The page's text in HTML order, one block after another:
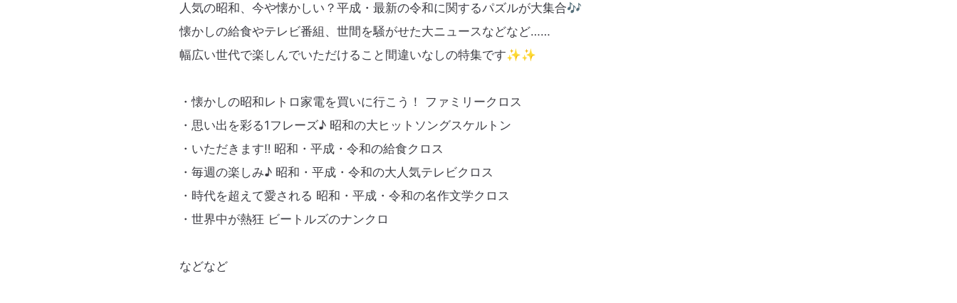
人気の昭和、今や懐かしい？平成・最新の令和に関するパズルが大集合🎶
懐かしの給食やテレビ番組、世間を騒がせた大ニュースなどなど……
幅広い世代で楽しんでいただけること間違いなしの特集です✨✨
・懐かしの昭和レトロ家電を買いに行こう！ ファミリークロス
・思い出を彩る1フレーズ♪ 昭和の大ヒットソングスケルトン
・いただきます‼︎ 昭和・平成・令和の給食クロス
・毎週の楽しみ♪ 昭和・平成・令和の大人気テレビクロス
・時代を超えて愛される 昭和・平成・令和の名作文学クロス
・世界中が熱狂 ビートルズのナンクロ
などなど